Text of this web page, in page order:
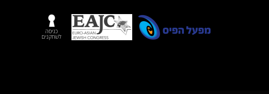
כניסה
לשחקנים